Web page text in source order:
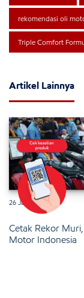
rekomendasi oli
Triple Comfort
Artikel Lainnya
26 Januari 2025
Cetak Rekor
Motor Indonesia